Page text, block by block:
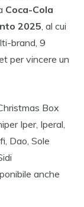
Coca-Cola
2025, al cui
brand, 9
per vincere un
Box
Iper, Iperal,
Dao, Sole
anche